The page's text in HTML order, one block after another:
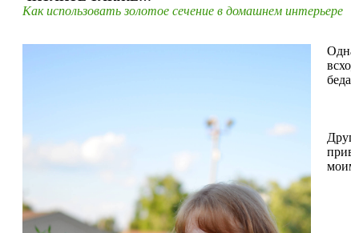
Как использовать золотое сечение в домашнем интерьере